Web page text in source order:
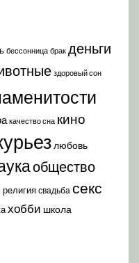
бессонница брак деньги
здоровый сон
качество сна кино
любовь
общество
религия свадьба секс
хобби школа